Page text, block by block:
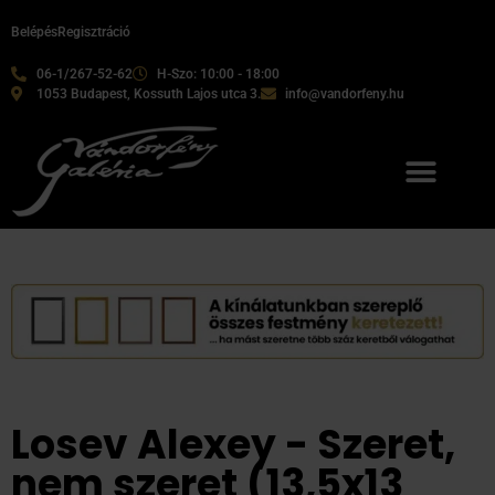
06-1/267-52-62
H-Szo: 10:00 - 18:00
1053 Budapest, Kossuth Lajos utca 3.
info@vandorfeny.hu
BelépésRegisztráció
Losev Alexey - Szeret,